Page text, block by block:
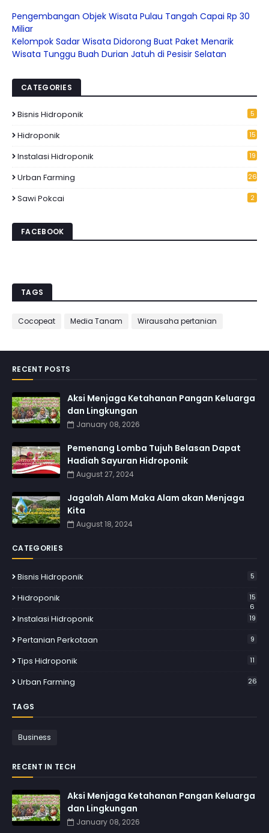
Pengembangan Objek Wisata Pulau Tangah Capai Rp 30
Miliar
Kelompok Sadar Wisata Didorong Buat Paket Menarik
Wisata Tunggu Buah Durian Jatuh di Pesisir Selatan
CATEGORIES
Bisnis Hidroponik 5
Hidroponik
15
Instalasi Hidroponik 19
Urban Farming 26
Sawi Pokcai 2
FACEBOOK
TAGS
Cocopeat Media Tanam Wirausaha pertanian
RECENT POSTS
Aksi Menjaga Ketahanan Pangan Keluarga
dan Lingkungan
January 08, 2026
Pemenang Lomba Tujuh Belasan Dapat
Hadiah Sayuran Hidroponik
August 27, 2024
Jagalah Alam Maka Alam akan Menjaga
Kita
August 18, 2024
CATEGORIES
Bisnis Hidroponik 5
Hidroponik
15
6
Instalasi Hidroponik 19
Pertanian Perkotaan 9
Tips Hidroponik 11
Urban Farming 26
TAGS
Business
RECENT IN TECH
Aksi Menjaga Ketahanan Pangan Keluarga
dan Lingkungan
January 08, 2026